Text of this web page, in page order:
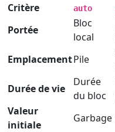
Critère auto
Portée
Bloc
local
EmplacementPile
Durée de vie
Durée
du bloc
Valeur
initiale
Garbage